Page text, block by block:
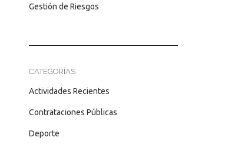
Gestión de Riesgos
CATEGORÍAS
Actividades Recientes
Contrataciones Públicas
Deporte